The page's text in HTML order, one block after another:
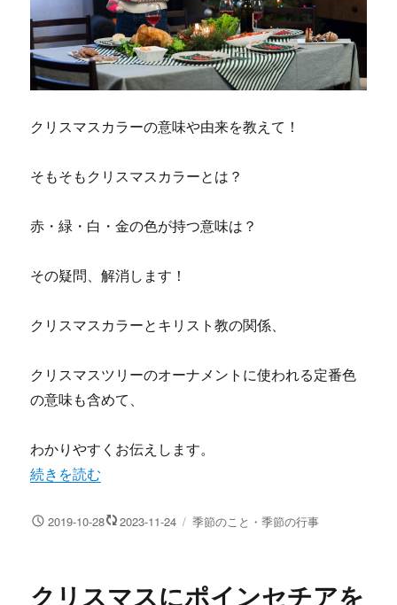
クリスマスカラーの意味や由来を教えて！
そもそもクリスマスカラーとは？
赤・緑・白・金の色が持つ意味は？
その疑問、解消します！
クリスマスカラーとキリスト教の関係、
クリスマスツリーのオーナメントに使われる定番色
の意味も含めて、
わかりやすくお伝えします。
“クリスマスカラーの意味と由来！赤・緑・白・金にこめ
続きを読む
投 2019-10-28 2023-11-24
カ
ー
季節のこと・季節の行事
クリスマスにポインセチアを